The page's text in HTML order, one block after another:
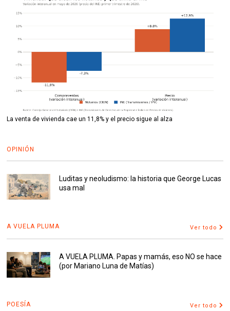
La venta de vivienda cae un 11,8% y el precio sigue al alza
OPINIÓN
Luditas y neoludismo: la historia que George Lucas
usa mal
A VUELA PLUMA Ver todo
A VUELA PLUMA. Papas y mamás, eso NO se hace
(por Mariano Luna de Matías)
POESÍA Ver todo